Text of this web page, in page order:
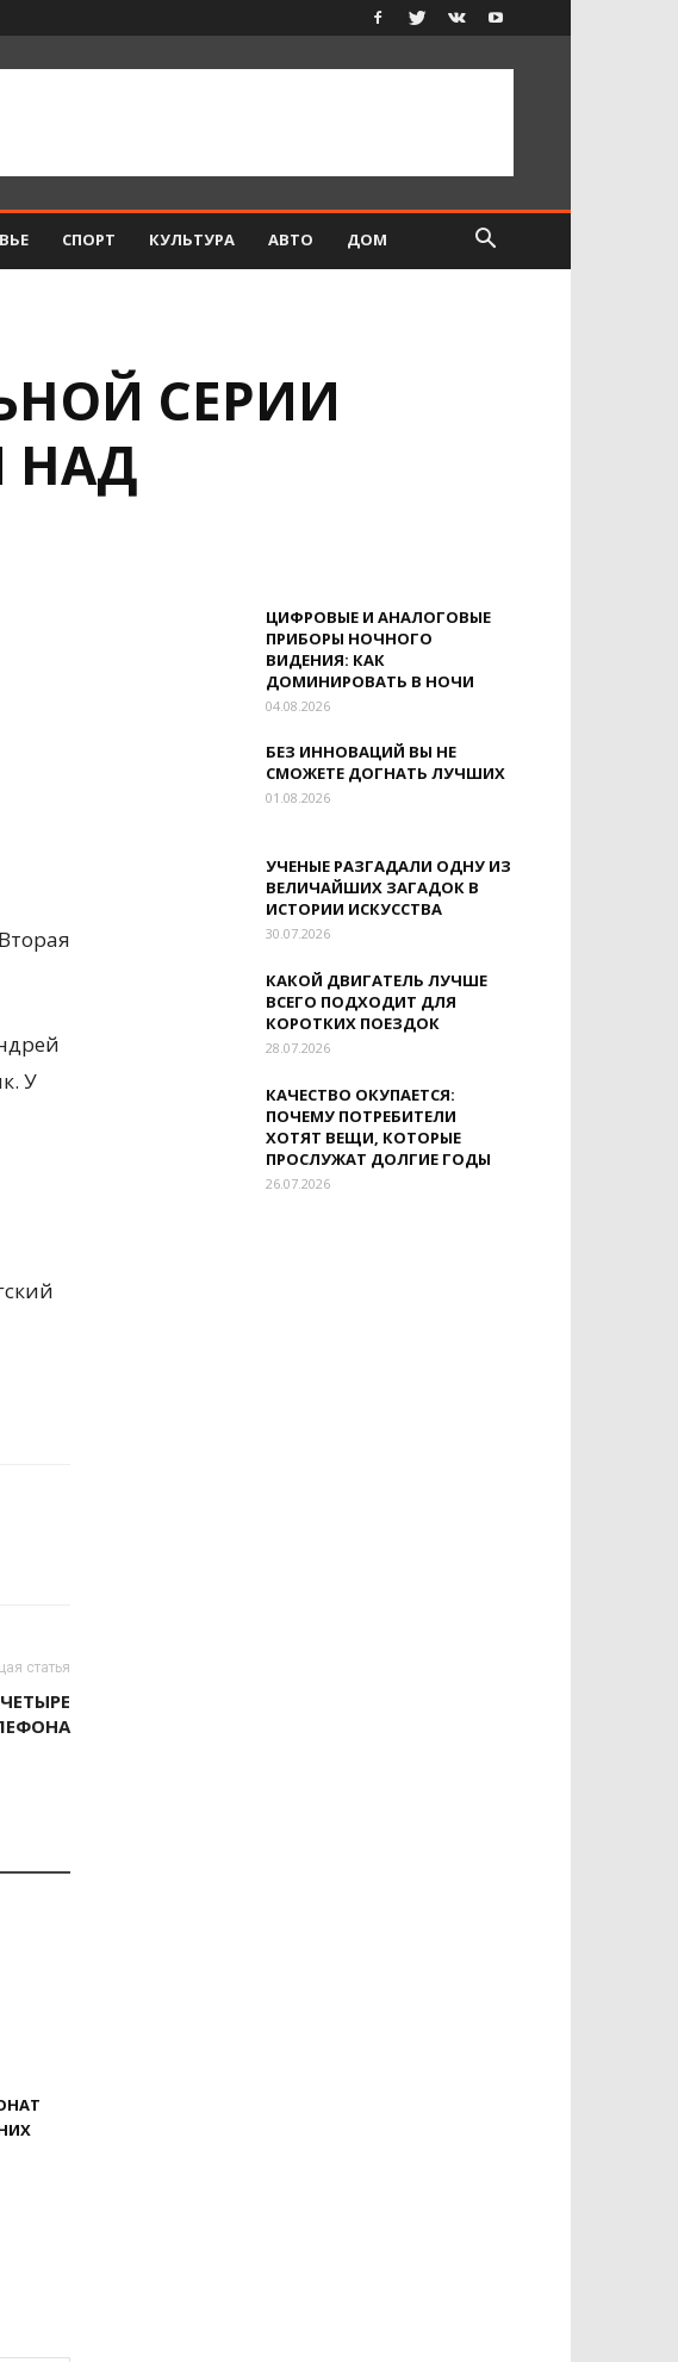
СПОРТ КУЛЬТУРА АВТО ДОМ
СЕРИИ
НАД
У
статья
ЦИФРОВЫЕ И АНАЛОГОВЫЕ
ПРИБОРЫ НОЧНОГО
ВИДЕНИЯ: КАК
ДОМИНИРОВАТЬ В НОЧИ
04.08.2026
БЕЗ ИННОВАЦИЙ ВЫ НЕ
СМОЖЕТЕ ДОГНАТЬ ЛУЧШИХ
01.08.2026
УЧЕНЫЕ РАЗГАДАЛИ ОДНУ ИЗ
ВЕЛИЧАЙШИХ ЗАГАДОК В
ИСТОРИИ ИСКУССТВА
30.07.2026
КАКОЙ ДВИГАТЕЛЬ ЛУЧШЕ
ВСЕГО ПОДХОДИТ ДЛЯ
КОРОТКИХ ПОЕЗДОК
28.07.2026
КАЧЕСТВО ОКУПАЕТСЯ:
ПОЧЕМУ ПОТРЕБИТЕЛИ
ХОТЯТ ВЕЩИ, КОТОРЫЕ
ПРОСЛУЖАТ ДОЛГИЕ ГОДЫ
26.07.2026